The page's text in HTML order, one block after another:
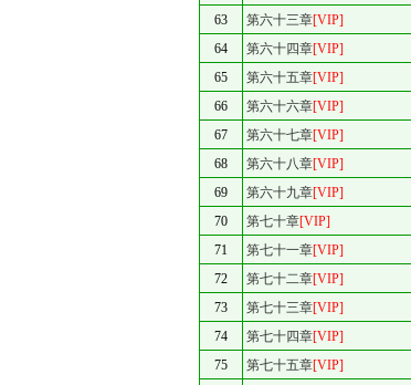
63
第六十三章[VIP]
64
第六十四章[VIP]
65
第六十五章[VIP]
66
第六十六章[VIP]
67
第六十七章[VIP]
68
第六十八章[VIP]
69
第六十九章[VIP]
70
第七十章[VIP]
71
第七十一章[VIP]
72
第七十二章[VIP]
73
第七十三章[VIP]
74
第七十四章[VIP]
75
第七十五章[VIP]